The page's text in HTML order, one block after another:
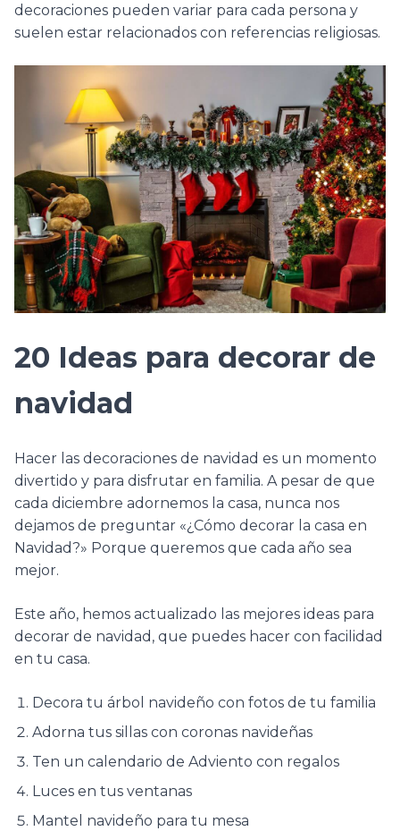
decoraciones pueden variar para cada persona y
suelen estar relacionados con referencias religiosas.
20 Ideas para decorar de
navidad
Hacer las decoraciones de navidad es un momento
divertido y para disfrutar en familia. A pesar de que
cada diciembre adornemos la casa, nunca nos
dejamos de preguntar «¿Cómo decorar la casa en
Navidad?» Porque queremos que cada año sea
mejor.
Este año, hemos actualizado las mejores ideas para
decorar de navidad, que puedes hacer con facilidad
en tu casa.
Decora tu árbol navideño con fotos de tu familia
Adorna tus sillas con coronas navideñas
Ten un calendario de Adviento con regalos
Luces en tus ventanas
Mantel navideño para tu mesa